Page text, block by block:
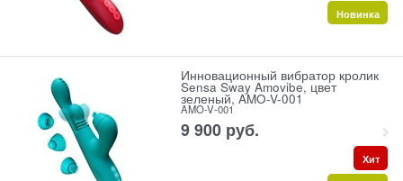
Новинка
Инновационный вибратор кролик
Sensa Sway Amovibe, цвет
зеленый, AMO-V-001
AMO-V-001
9 900 руб.
Хит